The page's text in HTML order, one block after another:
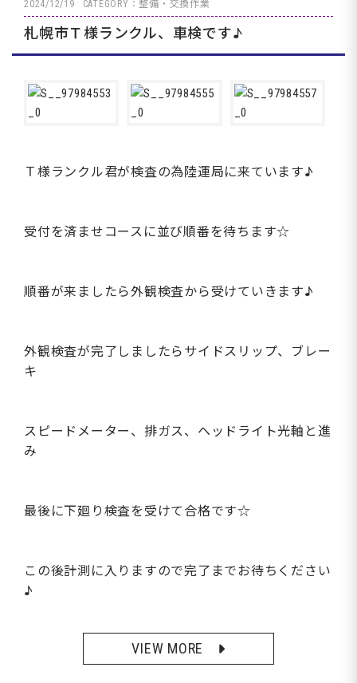
2024/12/19 CATEGORY：整備・交換作業
札幌市Ｔ様ランクル、車検です♪
Ｔ様ランクル君が検査の為陸運局に来ています♪
受付を済ませコースに並び順番を待ちます☆
順番が来ましたら外観検査から受けていきます♪
外観検査が完了しましたらサイドスリップ、ブレー
キ
スピードメーター、排ガス、ヘッドライト光軸と進
み
最後に下廻り検査を受けて合格です☆
この後計測に入りますので完了までお待ちください
♪
VIEW MORE